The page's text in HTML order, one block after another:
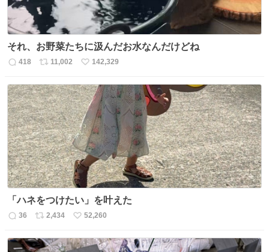
それ、お野菜たちに汲んだお水なんだけどね
返
数
418
リ
ス
ト
数
11,002
い
ね
数
142,329
「ハネをつけたい」を叶えた
返
数
36
リ
ス
2,434
い
ね
52,260